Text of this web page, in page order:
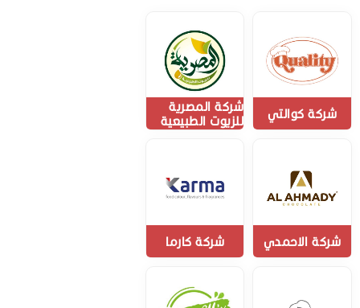
شركة كوالتي
شركة المصرية
للزيوت الطبيعية
شركة الاحمدي شركة كارما